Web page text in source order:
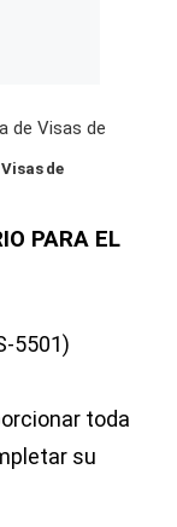
de
PARA EL
5501)
toda
su